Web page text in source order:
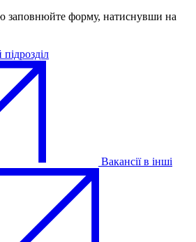
заповнюйте форму, натиснувши на
Вакансії в інші